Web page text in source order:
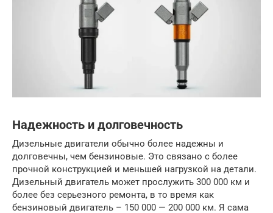
Надежность и долговечность
Дизельные двигатели обычно более надежны и
долговечны, чем бензиновые. Это связано с более
прочной конструкцией и меньшей нагрузкой на детали.
Дизельный двигатель может прослужить 300 000 км и
более без серьезного ремонта, в то время как
бензиновый двигатель – 150 000 — 200 000 км. Я сама